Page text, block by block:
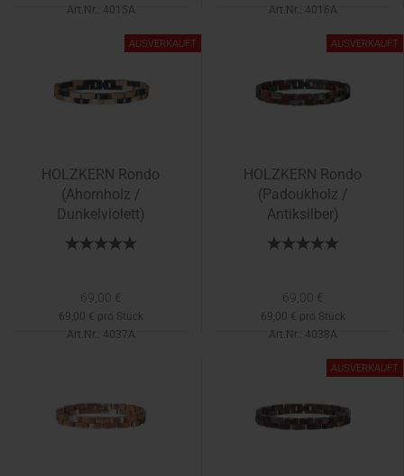
Art.Nr.: 4015A
Art.Nr.: 4016A
1-2 Tage
AUSVERKAUFT
HOLZKERN Rondo
(Ahornholz /
Dunkelviolett)
69,00 €
69,00 € pro Stück
Art.Nr.: 4037A
AUSVERKAUFT
HOLZKERN Rondo
(Padoukholz /
Antiksilber)
69,00 €
69,00 € pro Stück
Art.Nr.: 4038A
AUSVERKAUFT